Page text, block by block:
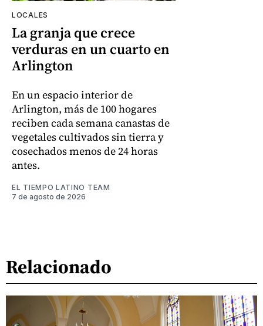
LOCALES
La granja que crece
verduras en un cuarto en
Arlington
En un espacio interior de
Arlington, más de 100 hogares
reciben cada semana canastas de
vegetales cultivados sin tierra y
cosechados menos de 24 horas
antes.
EL TIEMPO LATINO TEAM
7 de agosto de 2026
Relacionado